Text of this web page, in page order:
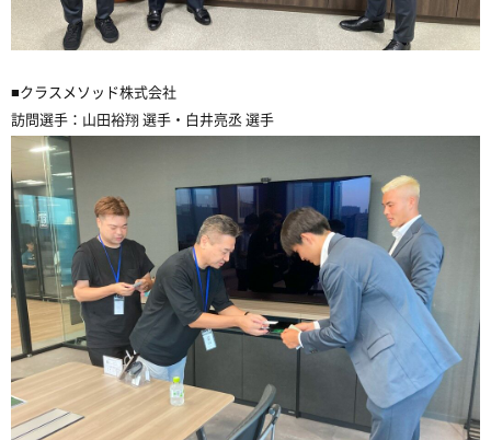
■クラスメソッド株式会社
訪問選手：山田裕翔 選手・白井亮丞 選手